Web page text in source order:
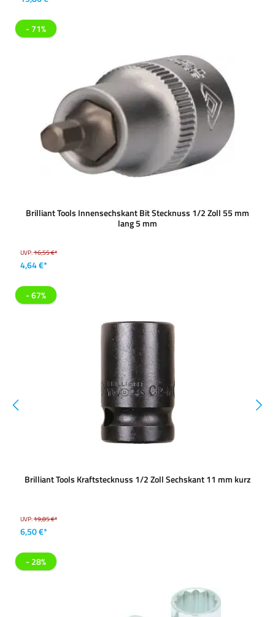
- 71%
Brilliant Tools Innensechskant Bit Stecknuss 1/2 Zoll 55 mm
lang 5 mm
UVP:16,55 €*
4,64 €*
- 67%
Brilliant Tools Kraftstecknuss 1/2 Zoll Sechskant 11 mm kurz
UVP:19,85 €*
6,50 €*
- 28%